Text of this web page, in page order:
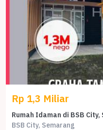
Rp 1,3 Miliar
BSB City, Semarang